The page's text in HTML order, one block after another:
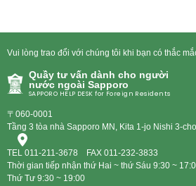
Vui lòng trao đổi với chúng tôi khi bạn có thắc
Quầy tư vấn dành cho người
nước ngoài Sapporo
SAPPORO HELP DESK for Foreign Residents
〒060-0001
Tầng 3 tòa nhà Sapporo MN, Kita 1-jo Nishi 3-
TEL 011-211-3678 FAX 011-232-3833
Thời gian tiếp nhận thứ Hai ~ thứ Sáu 9:30 ~
Thứ Tư 9:30 ~ 19:00